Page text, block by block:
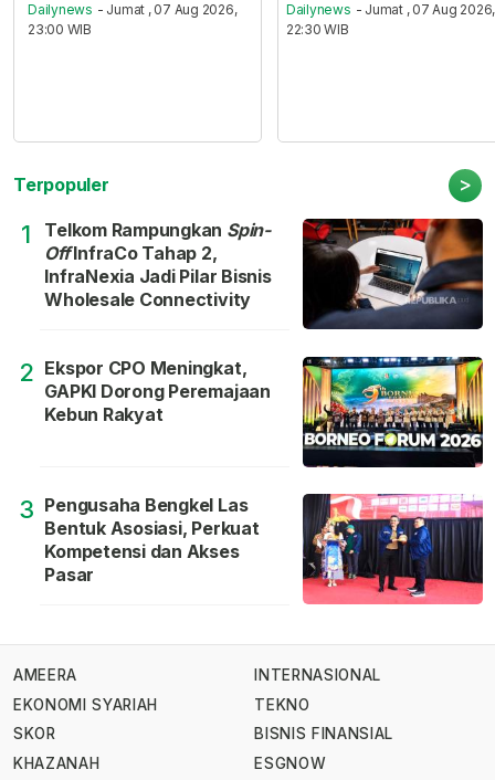
Dailynews - Jumat , 07 Aug 2026,
23:00 WIB
Dailynews - Jumat , 07 Aug 2026,
22:30 WIB
Terpopuler >
1 Telkom Rampungkan Spin-
OffInfraCo Tahap 2,
InfraNexia Jadi Pilar Bisnis
Wholesale Connectivity
2 Ekspor CPO Meningkat,
GAPKI Dorong Peremajaan
Kebun Rakyat
3 Pengusaha Bengkel Las
Bentuk Asosiasi, Perkuat
Kompetensi dan Akses
Pasar
AMEERA
EKONOMI SYARIAH
SKOR
KHAZANAH
INTERNASIONAL
TEKNO
BISNIS FINANSIAL
ESGNOW